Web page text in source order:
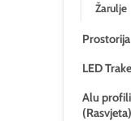
Žarulje
Prostorija
LED Trake
Alu profili
(Rasvjeta)